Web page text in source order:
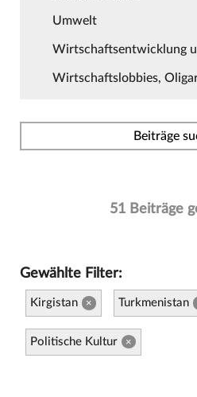
Umwelt
Wirtschaftsentwicklung
Wirtschaftslobbies,
Beiträge
51 Beiträge
Gewählte Filter:
Kirgistan × Turkmenistan
Politische Kultur ×